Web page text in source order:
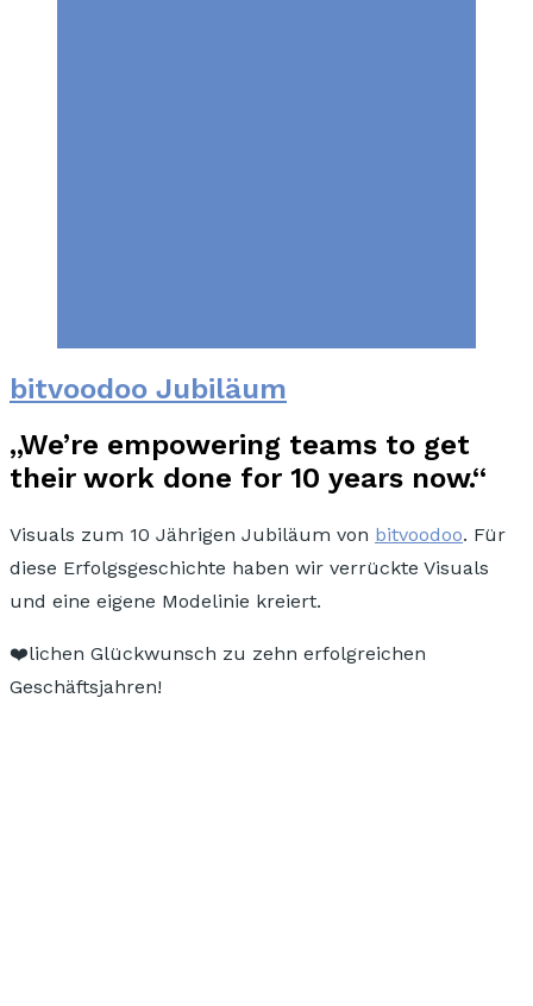
bitvoodoo Jubiläum
„We’re empowering teams to get
their work done for 10 years now.“
Visuals zum 10 Jährigen Jubiläum von bitvoodoo. Für
diese Erfolgsgeschichte haben wir verrückte Visuals
und eine eigene Modelinie kreiert.
❤️lichen Glückwunsch zu zehn erfolgreichen
Geschäftsjahren!